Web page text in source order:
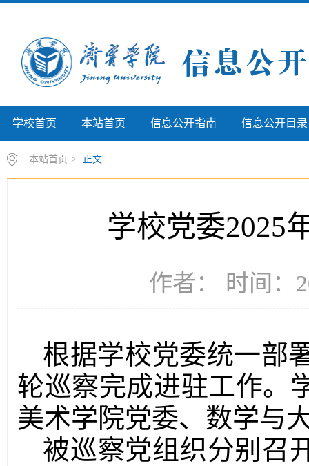
学校首页 本站首页 信息公开指南 信息公开目录
本站首页 > 正文
学校党委2025
作者： 时间：
根据学校党委统一部
轮巡察完成进驻工作。
美术学院党委、数学与
被巡察党组织分别召